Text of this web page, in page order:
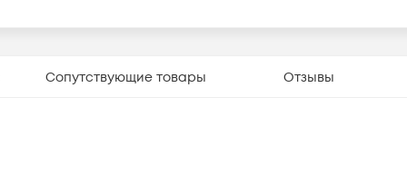
Сопутствующие товары Отзывы